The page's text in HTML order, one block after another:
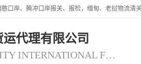
代理有限公司
YUNNAN SINCERITY INTERNATIONAL FREIGHT FOR WARDING CO.,LTD